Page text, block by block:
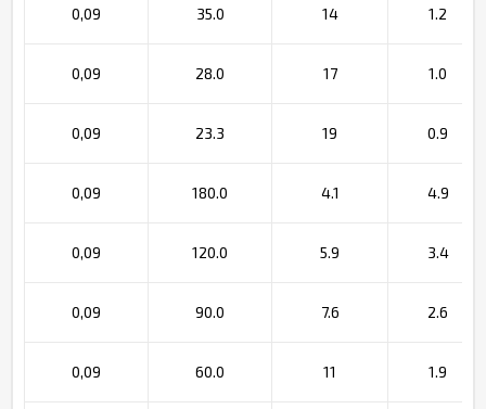
0,09 35.0 14 1.2
0,09 28.0 17 1.0
0,09 23.3 19 0.9
0,09 180.0 4.1 4.9
0,09 120.0 5.9 3.4
0,09 90.0 7.6 2.6
0,09 60.0 11 1.9